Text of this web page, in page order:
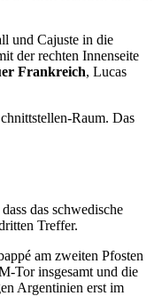
und Cajuste in die
der rechten Innenseite
Frankreich, Lucas
Raum. Das
das schwedische
Treffer.
am zweiten Pfosten
Tor insgesamt und die
Argentinien erst im